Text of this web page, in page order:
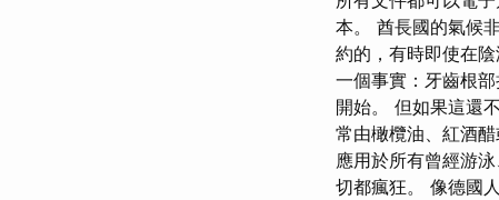
本。 酋長國的氣候
約的，有時即使在
一個事實：牙齒根
開始。 但如果這還
常由橄欖油、紅酒
應用於所有曾經游
切都瘋狂。 像德國